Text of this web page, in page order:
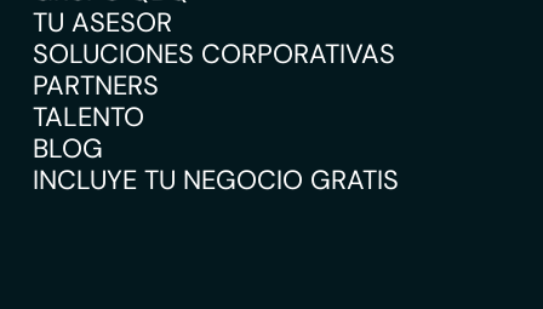
TU ASESOR
SOLUCIONES CORPORATIVAS
PARTNERS
TALENTO
BLOG
INCLUYE TU NEGOCIO GRATIS